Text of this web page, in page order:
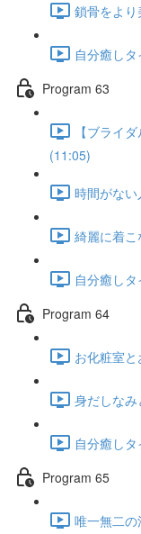
鎖骨をよ
自分癒し
Program 63
【ブライ
(11:05)
時間がな
綺麗に着
自分癒し
Program 64
お化粧室
身だしな
自分癒し
Program 65
唯一無二